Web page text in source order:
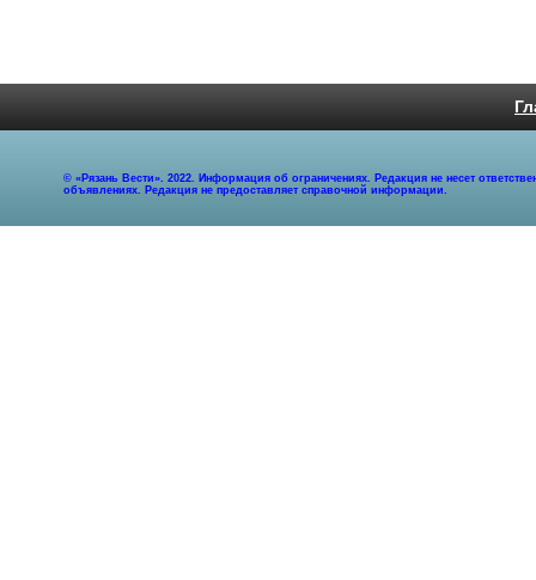
© «Рязань Вести». 2022. Информация об ограничениях. Редакция не несет
объявлениях. Редакция не предоставляет справочной информации.